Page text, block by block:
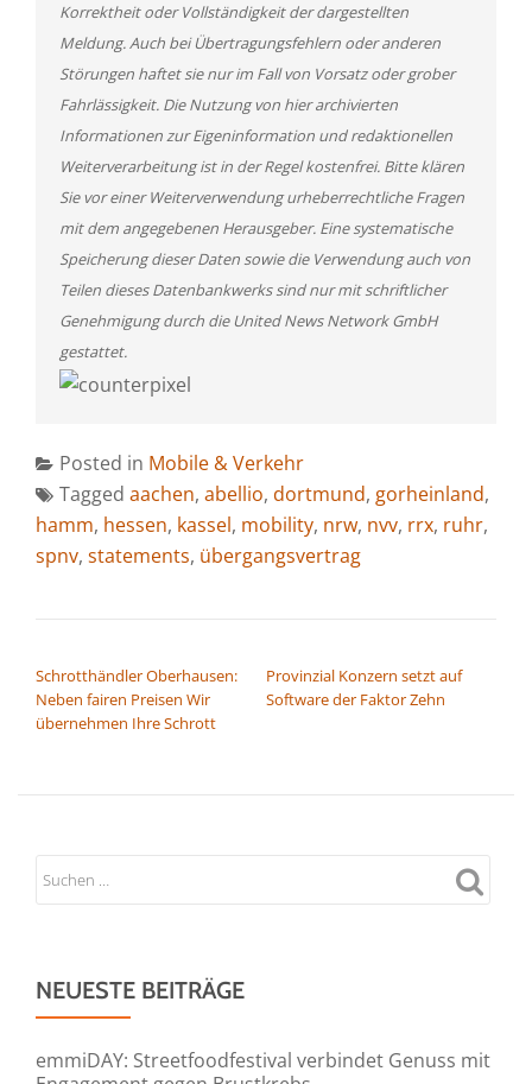
Korrektheit oder Vollständigkeit der dargestellten
Meldung. Auch bei Übertragungsfehlern oder anderen
Störungen haftet sie nur im Fall von Vorsatz oder grober
Fahrlässigkeit. Die Nutzung von hier archivierten
Informationen zur Eigeninformation und redaktionellen
Weiterverarbeitung ist in der Regel kostenfrei. Bitte klären
Sie vor einer Weiterverwendung urheberrechtliche Fragen
mit dem angegebenen Herausgeber. Eine systematische
Speicherung dieser Daten sowie die Verwendung auch von
Teilen dieses Datenbankwerks sind nur mit schriftlicher
Genehmigung durch die United News Network GmbH
gestattet.
Posted in Mobile & Verkehr
Tagged aachen, abellio, dortmund, gorheinland,
hamm, hessen, kassel, mobility, nrw, nvv, rrx, ruhr,
spnv, statements, übergangsvertrag
Schrotthändler Oberhausen:
Neben fairen Preisen Wir
übernehmen Ihre Schrott
Provinzial Konzern setzt auf
Software der Faktor Zehn
NEUESTE BEITRÄGE
emmiDAY: Streetfoodfestival verbindet Genuss mit